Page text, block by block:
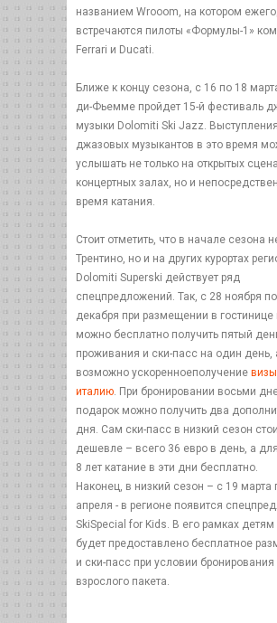
названием Wrooom, на котором
встречаются пилоты «Формулы-1»
Ferrari и Ducati.
Ближе к концу сезона, с 16 по 18
ди-Фьемме пройдет 15-й фестиваль
музыки Dolomiti Ski Jazz. Выступления
джазовых музыкантов в это время
услышать не только на открытых
концертных залах, но и
время катания.
Стоит отметить, что в начале сезона
Трентино, но и на других курортах
Dolomiti Superski действует ряд
спецпредложений. Так, с 28 ноября
декабря при размещении в гостинице
можно бесплатно получить пятый
проживания и ски-пасс на один день,
возможно ускоренноеполучение
италию. При бронировании восьми
подарок можно получить два
дня. Сам ски-пасс в низкий сезон
дешевле – всего 36 евро в день, а
8 лет катание в эти дни бесплатно.
Наконец, в низкий сезон – с 19 марта
апреля - в регионе появится
SkiSpecial for Kids. В его рамках детям
будет предоставлено бесплатное
и ски-пасс при условии бронирования
взрослого пакета.